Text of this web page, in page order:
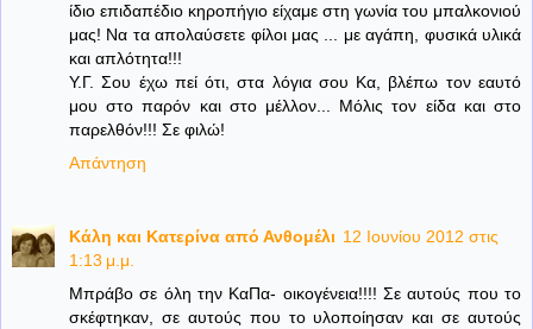
ίδιο επιδαπέδιο κηροπήγιο είχαμε στη γωνία του μπαλκονιού
μας! Να τα απολαύσετε φίλοι μας ... με αγάπη, φυσικά υλικά
και απλότητα!!!
Υ.Γ. Σου έχω πεί ότι, στα λόγια σου Κα, βλέπω τον εαυτό
μου στο παρόν και στο μέλλον... Μόλις τον είδα και στο
παρελθόν!!! Σε φιλώ!
Απάντηση
Κάλη και Κατερίνα από Ανθομέλι 12 Ιουνίου 2012 στις
1:13 μ.μ.
Μπράβο σε όλη την ΚαΠα- οικογένεια!!!! Σε αυτούς που το
σκέφτηκαν, σε αυτούς που το υλοποίησαν και σε αυτούς